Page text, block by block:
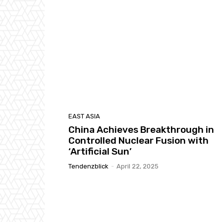
EAST ASIA
China Achieves Breakthrough in
Controlled Nuclear Fusion with
‘Artificial Sun’
Tendenzblick - April 22, 2025